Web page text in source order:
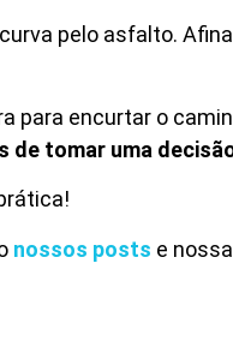
pelo asfalto.
para encurtar o
de tomar uma
nossos posts e